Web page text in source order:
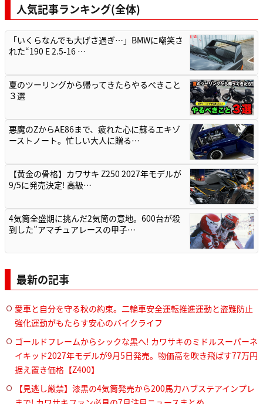
人気記事ランキング(全体)
「いくらなんでも大げさ過ぎ…」BMWに嘲笑さ
れた“190 E 2.5-16 …
夏のツーリングから帰ってきたらやるべきこと
３選
悪魔のZからAE86まで、疲れた心に蘇るエキゾ
ーストノート。忙しい大人に贈る…
【黄金の骨格】カワサキ Z250 2027年モデルが
9/5に発売決定! 高級…
4気筒全盛期に挑んだ2気筒の意地。600台が殺
到した”アマチュアレースの甲子…
最新の記事
愛車と自分を守る秋の約束。二輪車安全運転推進運動と盗難防止
強化運動がもたらす安心のバイクライフ
ゴールドフレームからシックな黒へ! カワサキのミドルスーパーネ
イキッド2027年モデルが9月5日発売。物価高を吹き飛ばす77万円
据え置き価格【Z400】
【見逃し厳禁】漆黒の4気筒発売から200馬力ハブステアインプレ